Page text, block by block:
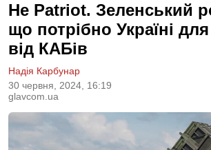
Не Patriot. Зеленський
що потрібно Україні
від КАБів
30 червня, 2024, 16:19
glavcom.ua
Надія Карбунар